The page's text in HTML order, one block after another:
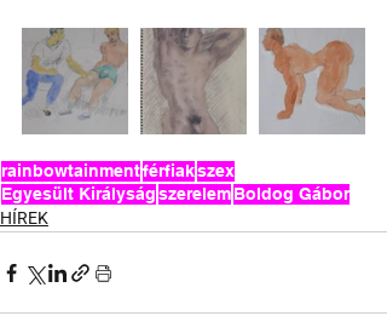
rainbowtainmentférfiakszex
Egyesült KirályságszerelemBoldog Gábor
HÍREK